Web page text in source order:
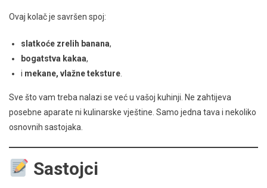
Ovaj kolač je savršen spoj:
slatkoće zrelih banana,
bogatstva kakaa,
i mekane, vlažne teksture
Sve što vam treba nalazi se već u vašoj kuhinji. Ne zahtijeva
posebne aparate ni kulinarske vještine. Samo jedna tava i nekoliko
osnovnih sastojaka.
Sastojci